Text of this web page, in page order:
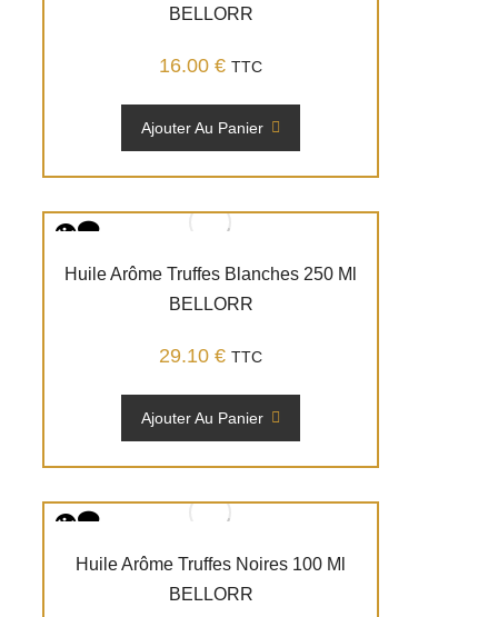
BELLORR
16.00€ TTC
Ajouter Au Panier
Huile Arôme Truffes Blanches 250 Ml
BELLORR
29.10€ TTC
Ajouter Au Panier
Huile Arôme Truffes Noires 100 Ml
BELLORR